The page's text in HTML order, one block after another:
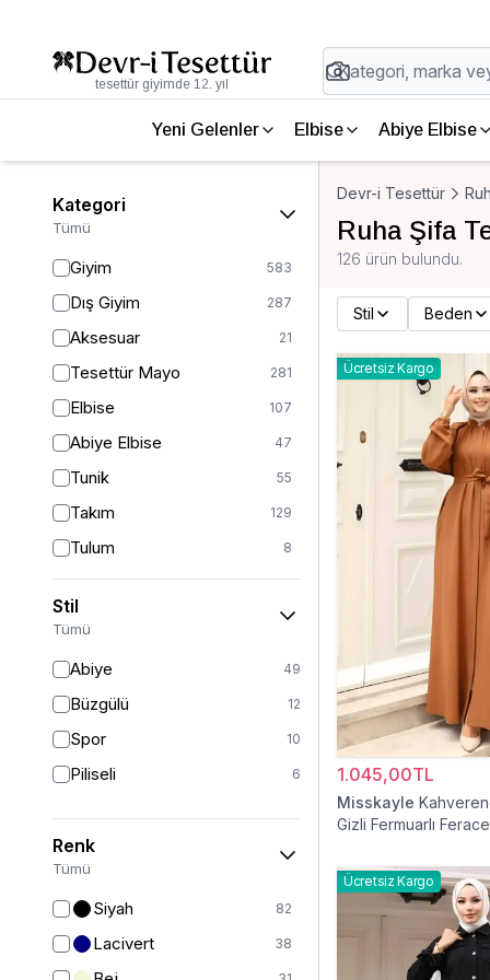
tesettür giyimde 12. yıl
Yeni Gelenler Elbise Abiye Elbise
Kategori
Tümü
Giyim 583
Dış Giyim 287
Aksesuar 21
Tesettür Mayo 281
Elbise 107
Abiye Elbise 47
Tunik 55
Takım 129
Tulum 8
Pantolon 151
Etek 19
Ferace 126
Kap & Pardesü
Trençkot
Hırka
Stil
Tümü
Abiye 49
Büzgülü 12
Spor 10
Piliseli 6
Renk
Tümü
Siyah 82
Lacivert 38
Devr-i Tesettür
Ruha Şifa
126 ürün bulundu.
Stil Beden
Ücretsiz Kargo
1.045,00TL
Misskayle
Gizli Fermuarlı Ferace
Ücretsiz Kargo